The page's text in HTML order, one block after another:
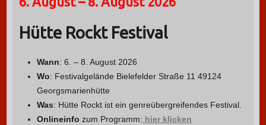
Hütte Rockt Festival
Wann: 6. – 8. August 2026
Wo: Festivalgelände Bielefelder Straße 11 49124
Georgsmarienhütte
Was: Hütte Rockt ist ein genreübergreifendes Festival.
Onlineinfo zum Programm: hier klicken